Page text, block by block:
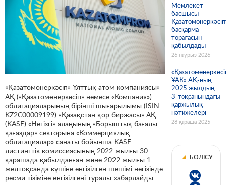
«Қазатомөнеркәсіп» Ұлттық атом компаниясы»
АҚ («Қазатомөнеркәсіп» немесе «Компания»)
облигацияларының бірінші шығарылымы (ISIN
KZ2C00009199) «Қазақстан қор биржасы» АҚ
(KASE) «Негізгі» алаңының «Борыштық бағалы
қағаздар» секторына «Коммерциялық
облигациялар» санаты бойынша KASE
листингтік комиссиясының 2022 жылғы 30
қарашада қабылданған және 2022 жылғы 1
желтоқсанда күшіне енгізілген шешімі негізінде
ресми тізіміне енгізілгені туралы хабарлайды.
Мемлекет
басшысы
басқарма
төрағасын
қабылдады
26 наурыз 2026
ҰАК» АҚ-ның
2025 жылдың
3-тоқсанындағы
қаржылық
нәтижелері
28 қараша 2025
БӨЛІСУ